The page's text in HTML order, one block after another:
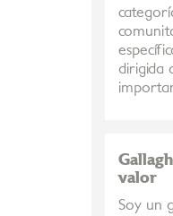
dirigida
valor
Soy un